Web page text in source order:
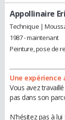
Appollinaire
Technique |
1987 - maintenant
Peinture, pose de
Une expérience
Vous avez
pas dans son
N'hésitez pas à